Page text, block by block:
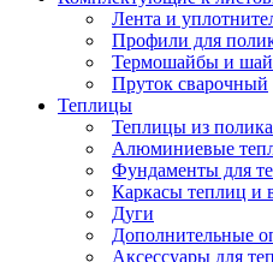
Лента и
Профили для
Термошайбы и
Пруток сварочный
Теплицы
Теплицы из
Алюминиевые
Фундаменты для
Каркасы теплиц и
Дуги
Дополнительные
Аксессуары для